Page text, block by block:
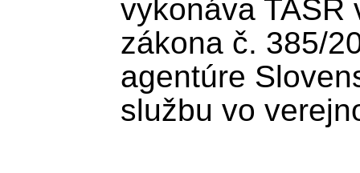
vykonáva TASR
zákona č. 385/
agentúre
službu vo